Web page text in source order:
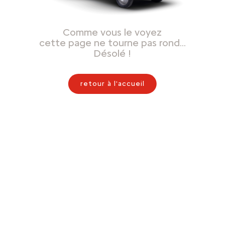
Comme vous le voyez
cette page ne tourne pas rond…
Désolé !
retour à l'accueil